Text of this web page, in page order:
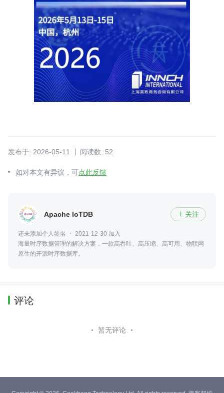
发布于: 2026-05-11 阅读数: 52
如对本文有异议，可点此反馈
Apache IoTDB  关注
还未添加个人签名
2021-12-30 加入
海量时序数据管理的解决方案，一款高吞吐、高压缩、高可用、物联网
原生的开源时序数据库。
评论
暂无评论